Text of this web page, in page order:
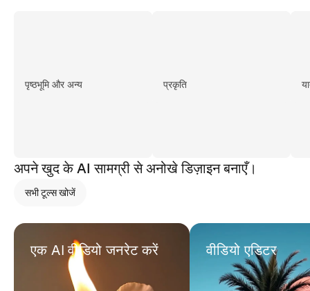
पृष्ठभूमि और अन्य प्रकृति
अपने खुद के AI सामग्री से अनोखे डिज़ाइन बनाएँ।
सभी टूल्‍स खोजें
एक AI वीडियो जनरेट करें वीडियो एडिटर